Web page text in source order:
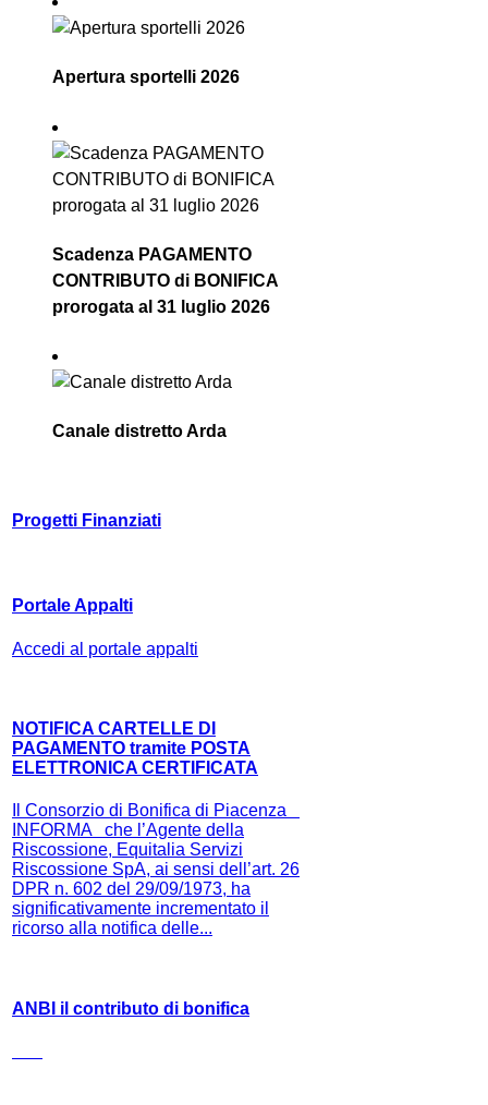
Apertura sportelli 2026
Scadenza PAGAMENTO
CONTRIBUTO di BONIFICA
prorogata al 31 luglio 2026
Canale distretto Arda
Progetti Finanziati
Portale Appalti
Accedi al portale appalti
NOTIFICA CARTELLE DI
PAGAMENTO tramite POSTA
ELETTRONICA CERTIFICATA
Il Consorzio di Bonifica di Piacenza
INFORMA che l’Agente della
Riscossione, Equitalia Servizi
Riscossione SpA, ai sensi dell’art. 26
DPR n. 602 del 29/09/1973, ha
significativamente incrementato il
ricorso alla notifica delle...
ANBI il contributo di bonifica